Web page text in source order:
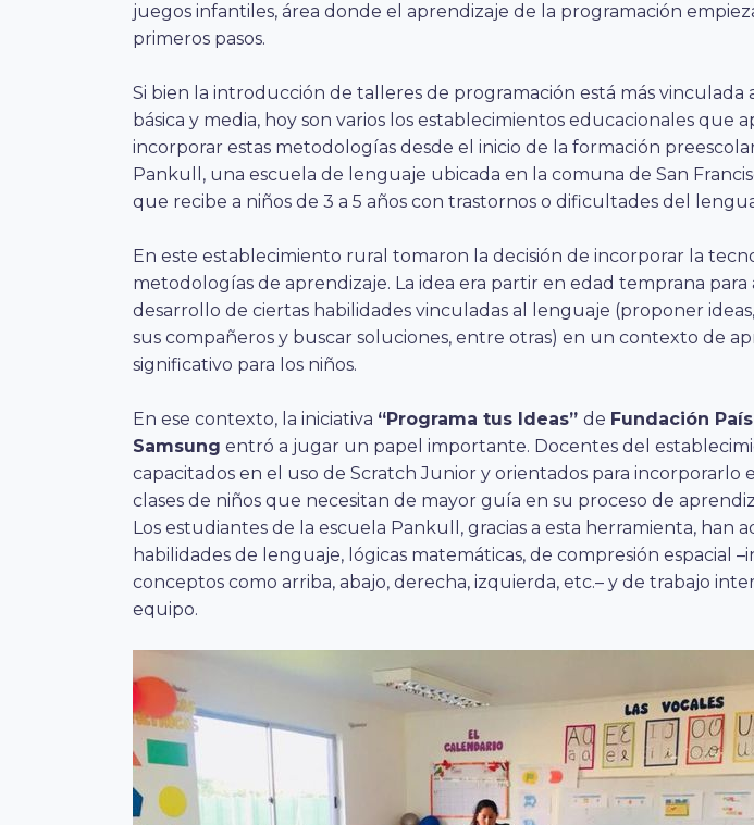
juegos infantiles, área donde el aprendizaje de la programación
primeros pasos.
Si bien la introducción de talleres de programación está más vinculada
básica y media, hoy son varios los establecimientos educacionales que
incorporar estas metodologías desde el inicio de la formación
Pankull, una escuela de lenguaje ubicada en la comuna de San
que recibe a niños de 3 a 5 años con trastornos o dificultades del
En este establecimiento rural tomaron la decisión de incorporar la
metodologías de aprendizaje. La idea era partir en edad temprana para
desarrollo de ciertas habilidades vinculadas al lenguaje (proponer
sus compañeros y buscar soluciones, entre otras) en un contexto de
significativo para los niños.
En ese contexto, la iniciativa “Programa tus Ideas” de Fundación
Samsung entró a jugar un papel importante. Docentes del
capacitados en el uso de Scratch Junior y orientados para incorporarlo
clases de niños que necesitan de mayor guía en su proceso de
Los estudiantes de la escuela Pankull, gracias a esta herramienta, han
habilidades de lenguaje, lógicas matemáticas, de compresión espacial
conceptos como arriba, abajo, derecha, izquierda, etc.– y de trabajo
equipo.